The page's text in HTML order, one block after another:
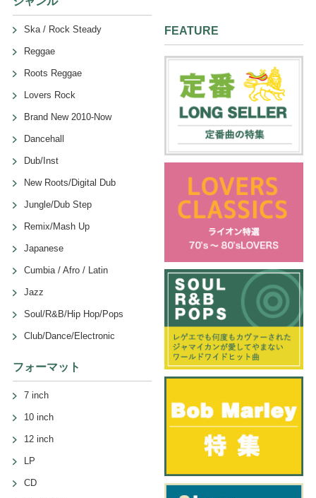
Ska / Rock Steady
Reggae
Roots Reggae
Lovers Rock
Brand New 2010-Now
Dancehall
Dub/Inst
New Roots/Digital Dub
Jungle/Dub Step
Remix/Mash Up
Japanese
Cumbia / Afro / Latin
Jazz
Soul/R&B/Hip Hop/Pops
Club/Dance/Electronic
フォーマット
7 inch
10 inch
12 inch
LP
CD
FEATURE